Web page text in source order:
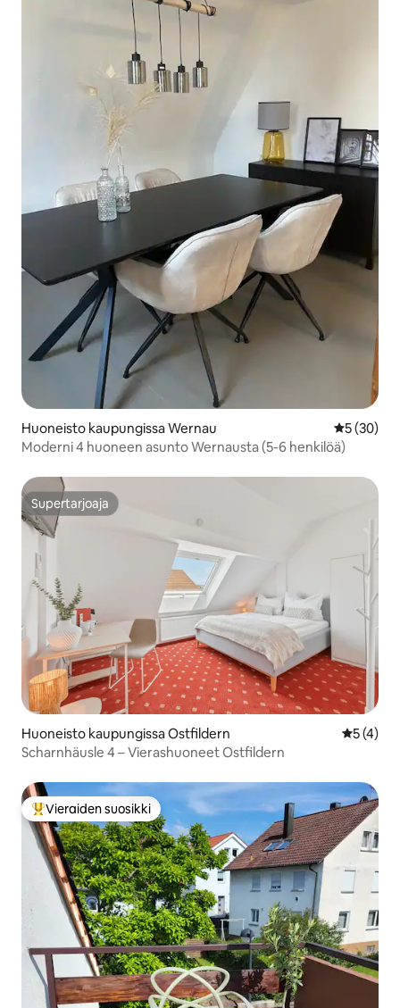
Huoneisto kaupungissa Wernau
5 (30)
Moderni 4 huoneen asunto Wernausta (5-6 henkilöä)
Supertarjoaja
Supertarjoaja
Huoneisto kaupungissa Ostfildern
5 (4)
Scharnhäusle 4 – Vierashuoneet Ostfildern
Vieraiden suosikkien parhaimmistoa
Vieraiden suosikki